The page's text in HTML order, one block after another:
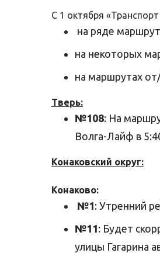
С 1 октября
на ряде
на некоторых
на маршрутах
Тверь:
№108: На
Волга-Лайф в
Конаковский округ:
Конаково:
№1: Утренний
№11: Будет
улицы Гагарина